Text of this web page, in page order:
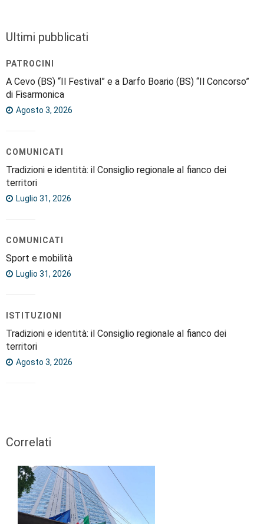
Ultimi pubblicati
PATROCINI
A Cevo (BS) “Il Festival” e a Darfo Boario (BS) “Il Concorso”
di Fisarmonica
Agosto 3, 2026
COMUNICATI
Tradizioni e identità: il Consiglio regionale al fianco dei
territori
Luglio 31, 2026
COMUNICATI
Sport e mobilità
Luglio 31, 2026
ISTITUZIONI
Tradizioni e identità: il Consiglio regionale al fianco dei
territori
Agosto 3, 2026
Correlati